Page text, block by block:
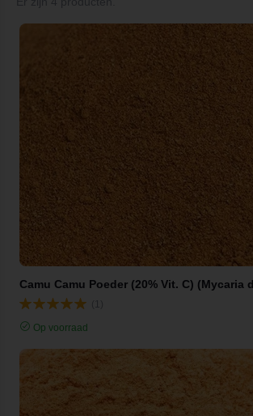
Camu Camu Poeder (20% Vit. C) (Mycaria
Op voorraad